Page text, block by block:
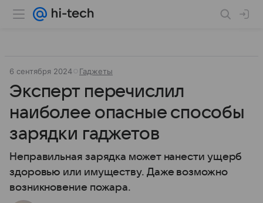
6 сентября 2024 Гаджеты
Эксперт перечислил
наиболее опасные способы
зарядки гаджетов
Неправильная зарядка может нанести ущерб
здоровью или имуществу. Даже возможно
возникновение пожара.